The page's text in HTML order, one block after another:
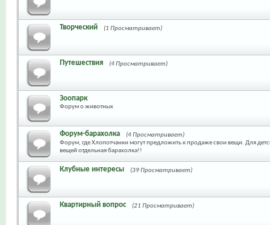
Творческий (1 Просматривает)
Путешествия (4 Просматривает)
Зоопарк
Форум о животных
Форум-барахолка
(4 Просматривает)
Форум, где Хлопотчанки могут предложить к продаже свои вещи. Для
вещей отдельная барахолка!!
Клубные интересы (39 Просматривает)
Квартирный вопрос (21 Просматривает)